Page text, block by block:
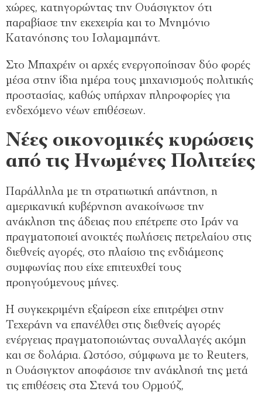
χώρες, κατηγορώντας την Ουάσιγκτον ότι
παραβίασε την εκεχειρία και το Μνημόνιο
Κατανόησης του Ισλαμαμπάντ.
Στο Μπαχρέιν οι αρχές ενεργοποίησαν δύο φορές
μέσα στην ίδια ημέρα τους μηχανισμούς πολιτικής
προστασίας, καθώς υπήρχαν πληροφορίες για
ενδεχόμενο νέων επιθέσεων.
Νέες οικονομικές κυρώσεις
από τις Ηνωμένες Πολιτείες
Παράλληλα με τη στρατιωτική απάντηση, η
αμερικανική κυβέρνηση ανακοίνωσε την
ανάκληση της άδειας που επέτρεπε στο Ιράν να
πραγματοποιεί ανοικτές πωλήσεις πετρελαίου στις
διεθνείς αγορές, στο πλαίσιο της ενδιάμεσης
συμφωνίας που είχε επιτευχθεί τους
προηγούμενους μήνες.
Η συγκεκριμένη εξαίρεση είχε επιτρέψει στην
Τεχεράνη να επανέλθει στις διεθνείς αγορές
ενέργειας πραγματοποιώντας συναλλαγές ακόμη
και σε δολάρια. Ωστόσο, σύμφωνα με το Reuters,
η Ουάσιγκτον αποφάσισε την ανάκλησή της μετά
τις επιθέσεις στα Στενά του Ορμούζ,